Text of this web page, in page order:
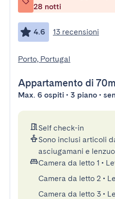
28 notti
4.6 13 recensioni
Porto, Portugal
Appartamento di
Max. 6 ospiti • 3 piano •
Self check-in
Sono inclusi articoli
asciugamani e
Camera da letto 1 •
Camera da letto 2 •
Camera da letto 3 •